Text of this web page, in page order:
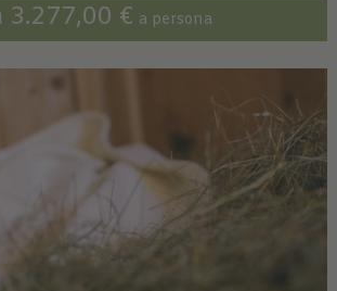
3.277,00 € a persona